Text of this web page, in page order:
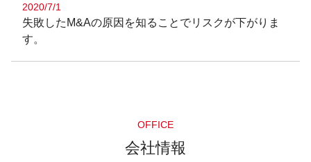
2020/7/1
失敗したM&Aの原因を知ることでリスクが下がりま
す。
OFFICE
会社情報